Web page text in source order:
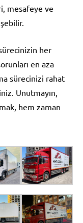
mesafeye ve
her
en aza
sürecinizi rahat
Unutmayın,
hem zaman